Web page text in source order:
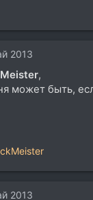
2013
,
может быть,
2013